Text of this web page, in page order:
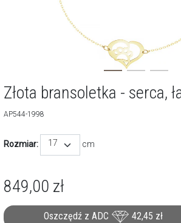
Złota bransoletka - serca,
AP544-1998
Rozmiar: 17 cm
849,00 zł
Oszczędź z ADC 42,45 zł